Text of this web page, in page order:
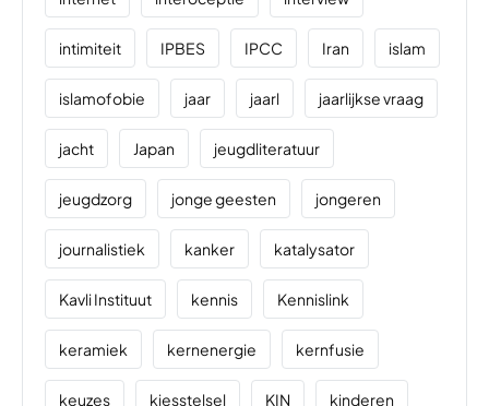
intimiteit IPBES IPCC Iran islam
islamofobie jaar jaarl jaarlijkse vraag
jacht Japan jeugdliteratuur
jeugdzorg jonge geesten jongeren
journalistiek kanker katalysator
Kavli Instituut kennis Kennislink
keramiek kernenergie kernfusie
keuzes kiesstelsel KIN kinderen